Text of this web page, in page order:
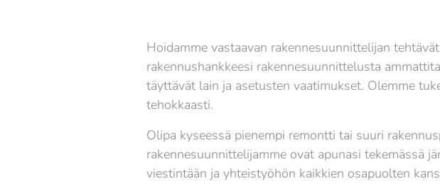
Hoidamme vastaavan rakennesuunnittelijan
rakennushankkeesi rakennesuunnittelusta
täyttävät lain ja asetusten vaatimukset. Olemme
tehokkaasti.
Olipa kyseessä pienempi remontti tai suuri
rakennesuunnittelijamme ovat apunasi tekemässä
viestintään ja yhteistyöhön kaikkien osapuolten